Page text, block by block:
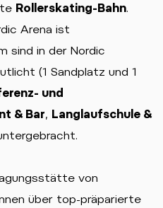
Rollerskating-Bahn.
Arena ist
sind in der Nordic
(1 Sandplatz und 1
und
& Bar, Langlaufschule &
von
über top-präparierte